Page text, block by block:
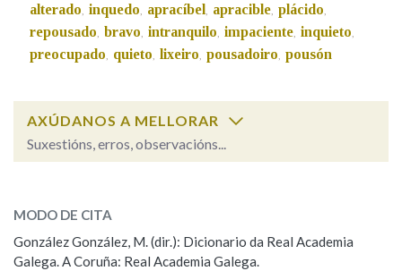
OUTRAS OPCIÓNS DE BUSCA
Marcas gramaticais
Pertence a
alterado inquedo apracíbel apracible plácido
repousado bravo intranquilo impaciente inquieto
preocupado quieto lixeiro pousadoiro pousón
AXÚDANOS A MELLORAR
Suxestións, erros, observacións...
ESCOLLE UNHA OPCIÓN:
Observación Hai un erro na palabra
MODO DE CITA
González González, M. (dir.): Dicionario da Real Academia
Galega. A Coruña: Real Academia Galega.